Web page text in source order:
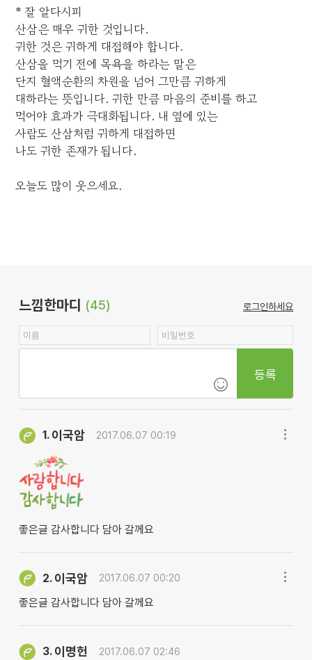
* 잘 알다시피
산삼은 매우 귀한 것입니다.
귀한 것은 귀하게 대접해야 합니다.
산삼을 먹기 전에 목욕을 하라는 말은
단지 혈액순환의 차원을 넘어 그만큼 귀하게
대하라는 뜻입니다. 귀한 만큼 마음의 준비를 하고
먹어야 효과가 극대화됩니다. 내 옆에 있는
사람도 산삼처럼 귀하게 대접하면
나도 귀한 존재가 됩니다.
오늘도 많이 웃으세요.
느낌한마디 (45) 로그인하세요
등록
1. 이국암 2017.06.07 00:19
좋은글 감사합니다 담아 갈께요
2. 이국암 2017.06.07 00:20
좋은글 감사합니다 담아 갈께요
3. 이명헌 2017.06.07 02:46